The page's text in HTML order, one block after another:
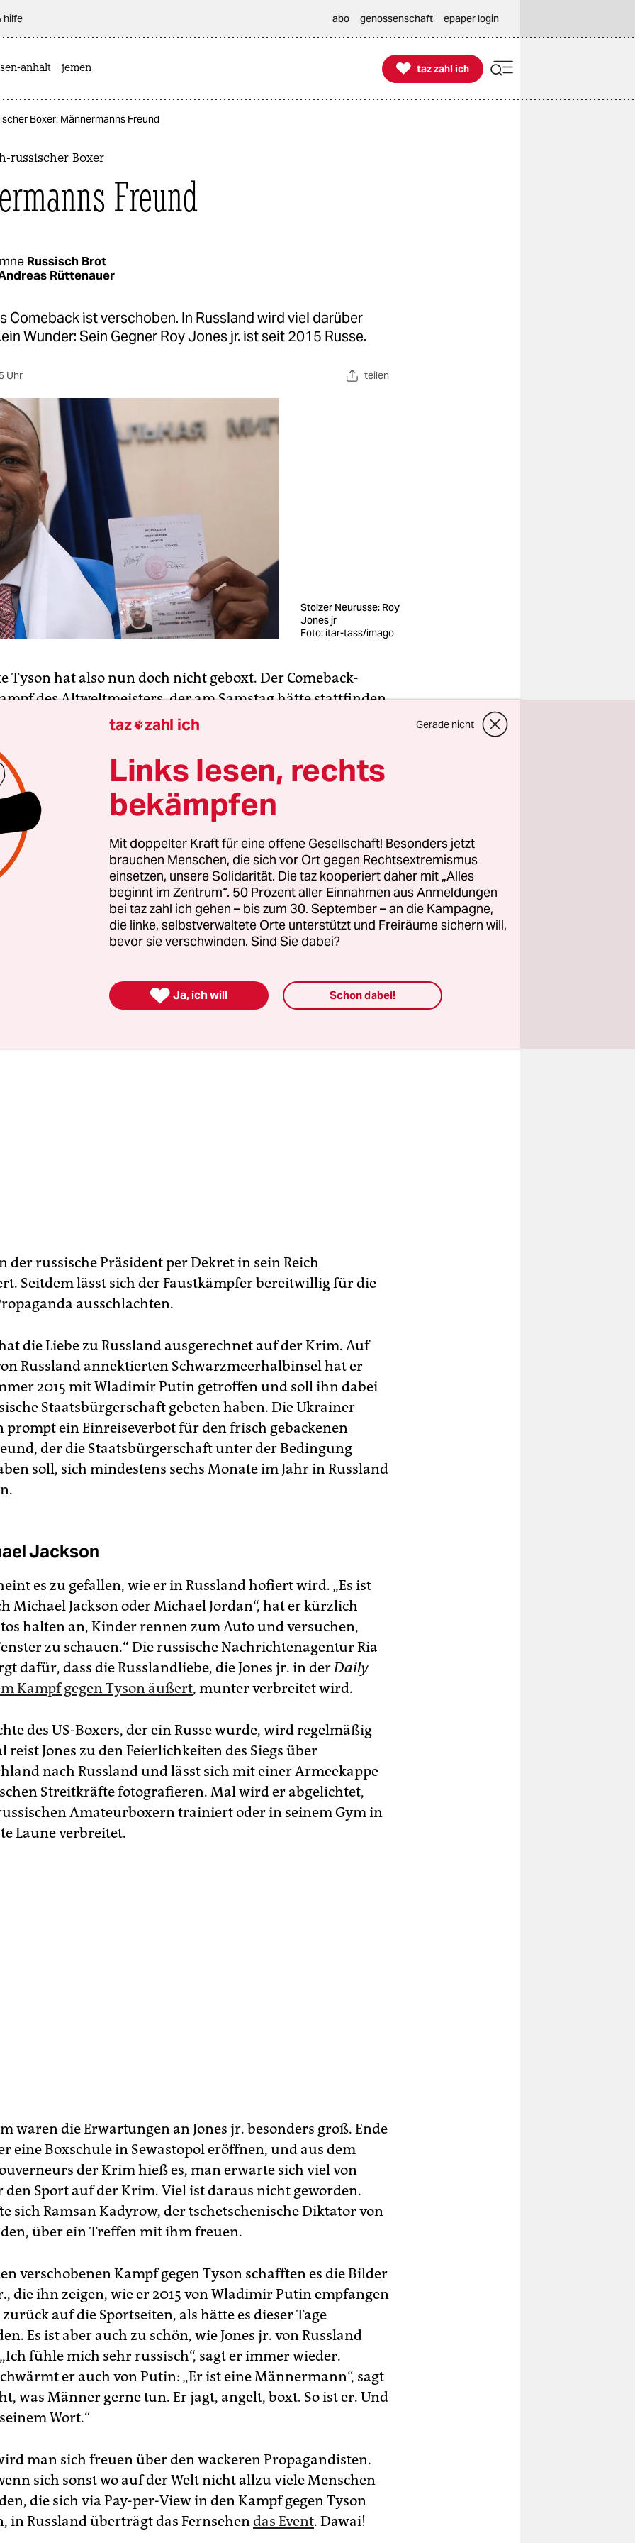
hilfe abo genossenschaft epaper login
anhalt jemen 
taz zahl ich
taz zahl ich
Boxer: Männermanns Freund
russischer Boxer
Freund
Russisch Brot
Rüttenauer
Comeback ist verschoben. In Russland wird viel darüber
Wunder: Sein Gegner Roy Jones jr. ist seit 2015 Russe.
Uhr teilen
Stolzer Neurusse: Roy
Jones jr
Foto: itar-tass/imago
Tyson hat also nun doch nicht geboxt. Der Comeback-
des Altweltmeisters, der am Samstag hätte stattfinden
ist auf November verschoben worden. Weil für ältere
medizinische Auflagen in Zeiten von Corona gelten,
gewesen, hieß es. Als hätten die Veranstalter eben erst
der ehemalige Schwergewichtsweltmeis­ter54 Jahre alt
hat sich darüber auch Roy Jones jr., Tysons
Der ist ebenfalls eine Legende, war er doch
in vier verschiedenen Gewichtsklassen.
auch wieder länger her. Jones ist mittlerweile 51 und nicht
in den Schlagzeilen, obwohl er sich auch als
Schauspieler versucht hat. Wer etwas über Jones erfahren
beim Surfen im Netz bald auf russischen Portalen.
der russische Präsident per Dekret in sein Reich
Seitdem lässt sich der Faustkämpfer bereitwillig für die
ausschlachten.
die Liebe zu Russland ausgerechnet auf der Krim. Auf
Russland annektierten Schwarzmeerhalbinsel hat er
2015 mit Wladimir Putin getroffen und soll ihn dabei
Staatsbürgerschaft gebeten haben. Die Ukrainer
prompt ein Einreiseverbot für den frisch gebackenen
der die Staatsbürgerschaft unter der Bedingung
soll, sich mindestens sechs Monate im Jahr in Russland
Jackson
es zu gefallen, wie er in Russland hofiert wird. „Es ist
Michael Jackson oder Michael Jordan“, hat er kürzlich
halten an, Kinder rennen zum Auto und versuchen,
zu schauen.“ Die russische Nachrichtenagentur Ria
dafür, dass die Russlandliebe, die Jones jr. in derDaily
Kampf gegen Tyson äußert, munter verbreitet wird.
des US-Boxers, der ein Russe wurde, wird regelmäßig
reist Jones zu den Feierlichkeiten des Siegs über
nach Russland und lässt sich mit einer Armeekappe
Streitkräfte fotografieren. Mal wird er abgelichtet,
Amateurboxern trainiert oder in seinem Gym in
Laune verbreitet.
waren die Erwartungen an Jones jr. besonders groß. Ende
eine Boxschule in Sewastopol eröffnen, und aus dem
der Krim hieß es, man erwarte sich viel von
den Sport auf der Krim. Viel ist daraus nicht geworden.
sich Ramsan Kadyrow, der tsche­tschenische Diktator von
über ein Treffen mit ihm freuen.
verschobenen Kampf gegen Tyson schafften es die Bilder
die ihn zeigen, wie er 2015 von Wladimir Putin empfangen
auf die Sportseiten, als hätte es dieser Tage
Es ist aber auch zu schön, wie Jones jr. von Russland
fühle mich sehr russisch“, sagt er immer wieder.
er auch von Putin: „Er ist eine Männermann“, sagt
was Männer gerne tun. Er jagt, angelt, boxt. So ist er. Und
Wort.“
man sich freuen über den wackeren Propagandisten.
sich sonst wo auf der Welt nicht allzu viele Menschen
die sich via Pay-per-View in den Kampf gegen Tyson
in Russland überträgt das Fernsehendas Event. Dawai!
taz zahl ich Gerade nicht
Links lesen, rechts
bekämpfen
Mit doppelter Kraft für eine offene Gesellschaft! Besonders jetzt
brauchen Menschen, die sich vor Ort gegen Rechtsextremismus
einsetzen, unsere Solidarität. Die taz kooperiert daher mit „Alles
beginnt im Zentrum“. 50 Prozent aller Einnahmen aus Anmeldungen
bei taz zahl ich gehen – bis zum 30. September – an die Kampagne,
die linke, selbstverwaltete Orte unterstützt und Freiräume sichern will,
bevor sie verschwinden. Sind Sie dabei?
 Ja, ich will Schon dabei!